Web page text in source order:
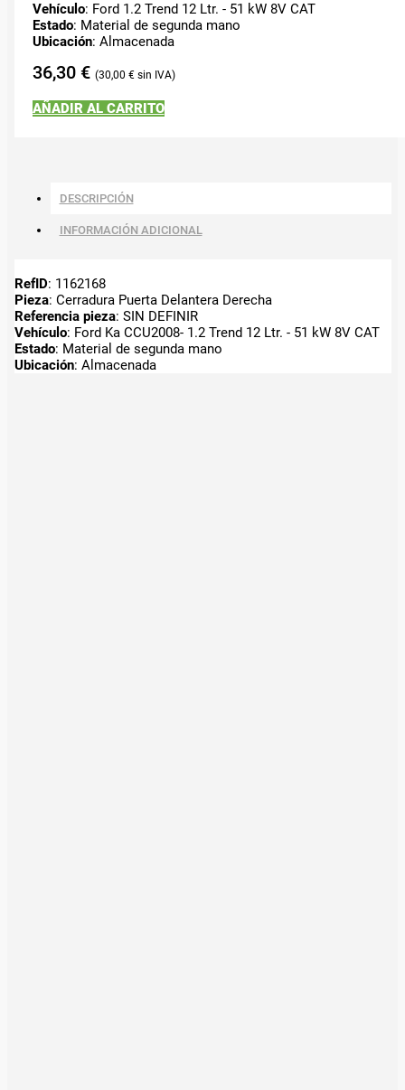
Vehículo: Ford 1.2 Trend 12 Ltr. - 51 kW 8V CAT
Estado: Material de segunda mano
Ubicación: Almacenada
36,30 € 30,00 €
AÑADIR AL CARRITO
DESCRIPCIÓN
INFORMACIÓN ADICIONAL
RefID: 1162168
Pieza: Cerradura Puerta Delantera Derecha
Referencia pieza: SIN DEFINIR
Vehículo: Ford Ka CCU2008- 1.2 Trend 12 Ltr. - 51 kW 8V CAT
Estado: Material de segunda mano
Ubicación: Almacenada